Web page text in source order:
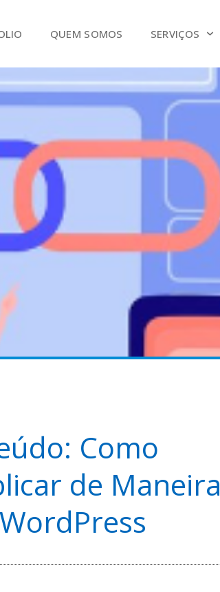
QUEM SOMOS SERVIÇOS
Como
de Maneira